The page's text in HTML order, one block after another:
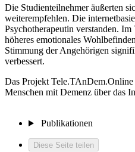
Die Studienteilnehmer äußerten
weiterempfehlen. Die
Psychotherapeutin verstanden.
höheres emotionales
Stimmung der Angehörigen
verbessert.
Das Projekt Tele.TAnDem.Online
Menschen mit Demenz über das
Publikationen
Diese Seite teilen